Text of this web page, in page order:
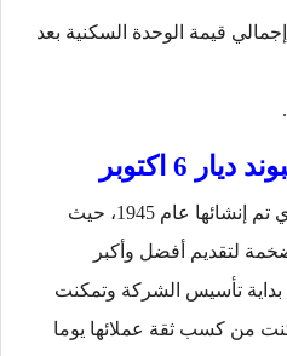
: 10% من إجمالي قيمة الوحدة السكنية بعد
6 اكتوبر
شركة التعمير للتطوير العقاري تم إنشائها عام 1945، حيث
لتقديم أفضل وأكبر
تأسيس الشركة وتمكنت
من كسب ثقة عملائها يوما